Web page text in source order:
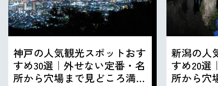
神戸の人気観光スポットおす
すめ30選｜外せない定番・名
所から穴場まで見どころ満載
新潟の人
すめ20選
所から穴